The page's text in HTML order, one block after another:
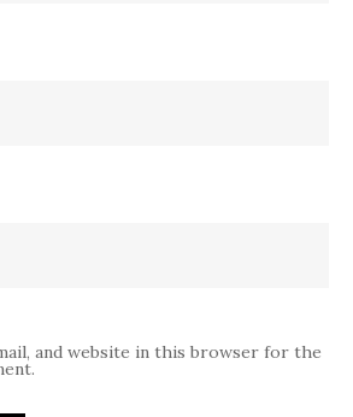
and website in this browser for the